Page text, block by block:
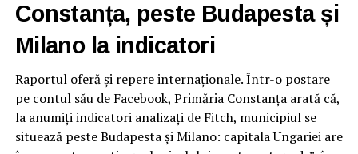
Constanța, peste Budapesta și
Milano la indicatori
Raportul oferă și repere internaționale. Într-o postare
pe contul său de Facebook, Primăria Constanța arată că,
la anumiți indicatori analizați de Fitch, municipiul se
situează peste Budapesta și Milano: capitala Ungariei are